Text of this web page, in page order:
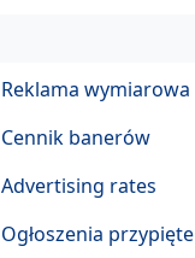
Reklama wymiarowa
Cennik banerów
Advertising rates
Ogłoszenia przypięte